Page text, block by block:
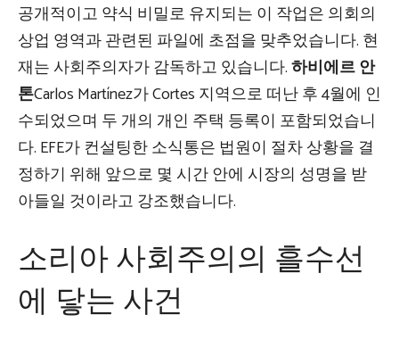
공개적이고 약식 비밀로 유지되는 이 작업은 의회의
상업 영역과 관련된 파일에 초점을 맞추었습니다. 현
재는 사회주의자가 감독하고 있습니다.하비에르 안
톤Carlos Martínez가 Cortes 지역으로 떠난 후 4월에 인
수되었으며 두 개의 개인 주택 등록이 포함되었습니
다. EFE가 컨설팅한 소식통은 법원이 절차 상황을 결
정하기 위해 앞으로 몇 시간 안에 시장의 성명을 받
아들일 것이라고 강조했습니다.
소리아 사회주의의 흘수선
에 닿는 사건